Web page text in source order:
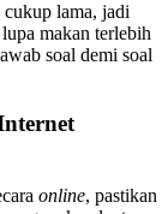
cukup lama, jadi
makan terlebih
soal demi soal
online, pastikan